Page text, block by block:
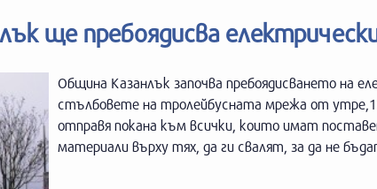
ще пребоядисва
Община Казанлък започва пребоядисването на
стълбовете на тролейбусната мрежа от
отправя покана към всички, които имат
материали върху тях, да ги свалят, за да не